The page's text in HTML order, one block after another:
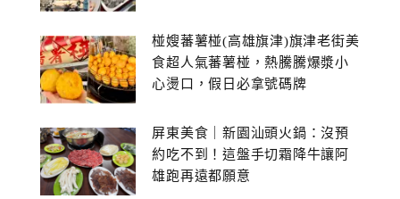
椪嫂蕃薯椪(高雄旗津)旗津老街美
食超人氣蕃薯椪，熱騰騰爆漿小
心燙口，假日必拿號碼牌
屏東美食｜新園汕頭火鍋：沒預
約吃不到！這盤手切霜降牛讓阿
雄跑再遠都願意